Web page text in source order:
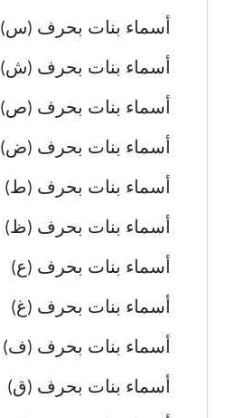
أسماء بنات بحرف (س)
أسماء بنات بحرف (ش)
أسماء بنات بحرف (ص)
أسماء بنات بحرف (ض)
أسماء بنات بحرف (ط)
أسماء بنات بحرف (ظ)
أسماء بنات بحرف (ع)
أسماء بنات بحرف (غ)
أسماء بنات بحرف (ف)
أسماء بنات بحرف (ق)